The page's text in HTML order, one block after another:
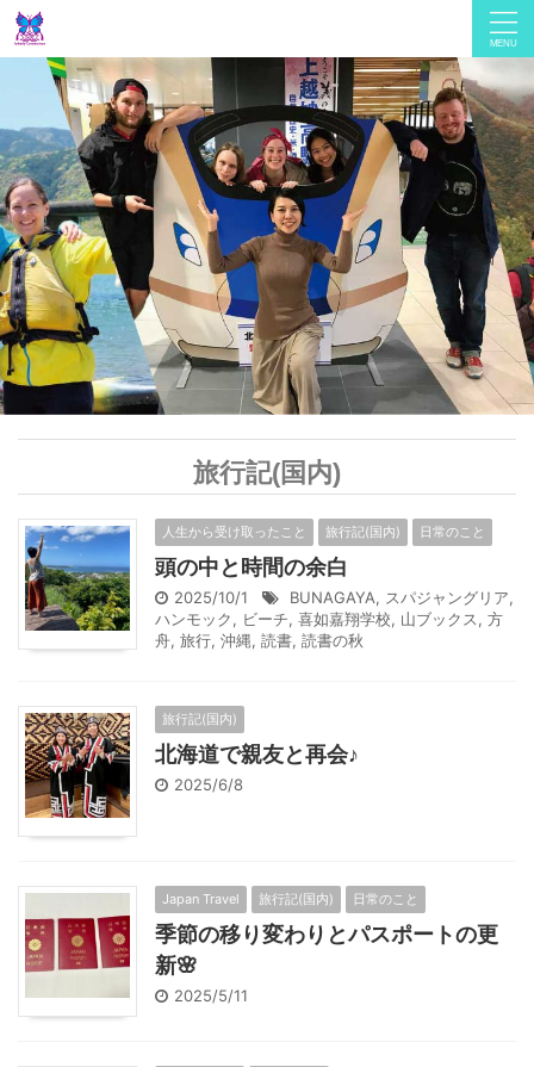
旅行記(国内)
人生から受け取ったこと 旅行記(国内) 日常のこと
頭の中と時間の余白
2025/10/1 BUNAGAYA, スパジャングリア,
ハンモック, ビーチ, 喜如嘉翔学校, 山ブックス, 方
舟, 旅行, 沖縄, 読書, 読書の秋
旅行記(国内)
北海道で親友と再会♪
2025/6/8
Japan Travel 旅行記(国内) 日常のこと
季節の移り変わりとパスポートの更
新🌸
2025/5/11